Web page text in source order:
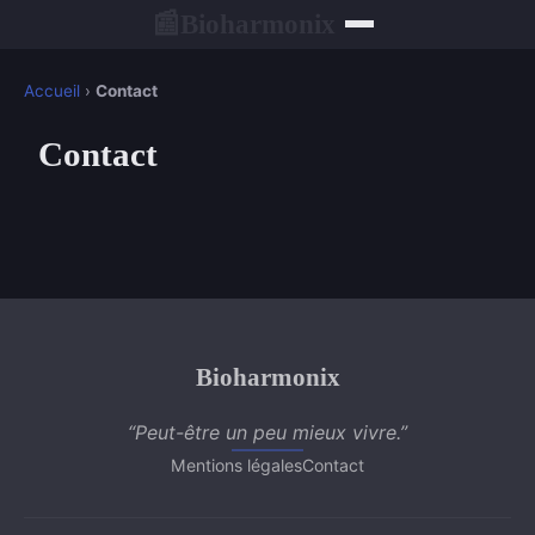
Accueil › Contact
Contact
Bioharmonix
“Peut-être un peu mieux vivre.”
Mentions légalesContact